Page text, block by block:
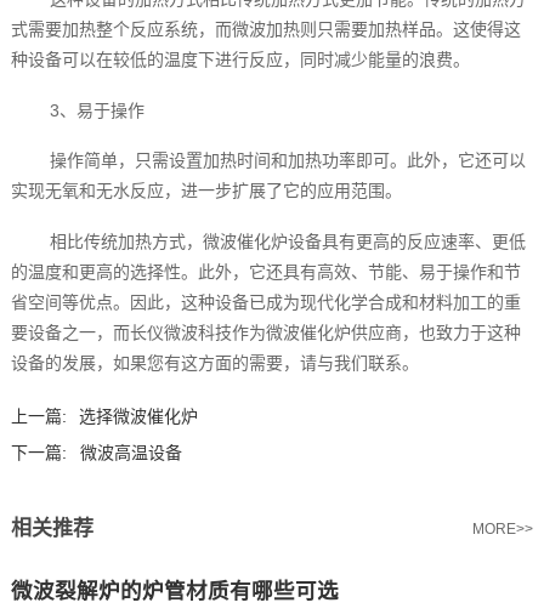
式需要加热整个反应系统，而微波加热则只需要加热样品。这使得这
种设备可以在较低的温度下进行反应，同时减少能量的浪费。
3、易于操作
操作简单，只需设置加热时间和加热功率即可。此外，它还可以
实现无氧和无水反应，进一步扩展了它的应用范围。
相比传统加热方式，微波催化炉设备具有更高的反应速率、更低
的温度和更高的选择性。此外，它还具有高效、节能、易于操作和节
省空间等优点。因此，这种设备已成为现代化学合成和材料加工的重
要设备之一，而长仪微波科技作为微波催化炉供应商，也致力于这种
设备的发展，如果您有这方面的需要，请与我们联系。
上一篇:
选择微波催化炉
下一篇:
微波高温设备‍
相关推荐 MORE>>
微波裂解炉的炉管材质有哪些可选